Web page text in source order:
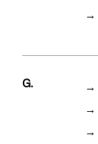
→
G. →
→
→